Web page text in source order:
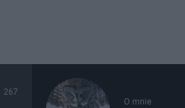
267
O mnie